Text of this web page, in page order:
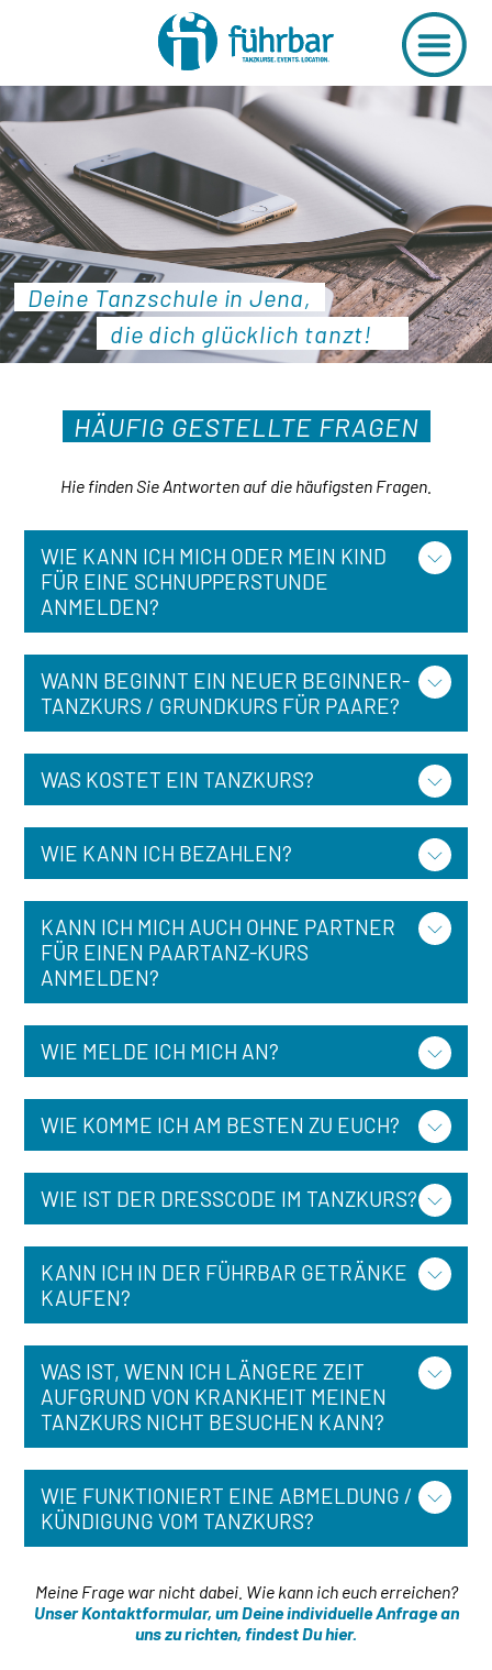
Deine Tanzschule in Jena,
die dich glücklich tanzt!
HÄUFIG GESTELLTE FRAGEN
Hie finden Sie Antworten auf die häufigsten Fragen.
WIE KANN ICH MICH ODER MEIN KIND
FÜR EINE SCHNUPPERSTUNDE
ANMELDEN?
WANN BEGINNT EIN NEUER BEGINNER-
TANZKURS / GRUNDKURS FÜR PAARE?
WAS KOSTET EIN TANZKURS?
WIE KANN ICH BEZAHLEN?
KANN ICH MICH AUCH OHNE PARTNER
FÜR EINEN PAARTANZ-KURS
ANMELDEN?
WIE MELDE ICH MICH AN?
WIE KOMME ICH AM BESTEN ZU EUCH?
WIE IST DER DRESSCODE IM TANZKURS?
KANN ICH IN DER FÜHRBAR GETRÄNKE
KAUFEN?
WAS IST, WENN ICH LÄNGERE ZEIT
AUFGRUND VON KRANKHEIT MEINEN
TANZKURS NICHT BESUCHEN KANN?
WIE FUNKTIONIERT EINE ABMELDUNG /
KÜNDIGUNG VOM TANZKURS?
Meine Frage war nicht dabei. Wie kann ich euch erreichen?
Unser Kontaktformular, um Deine individuelle Anfrage an
uns zu richten, findest Du hier.